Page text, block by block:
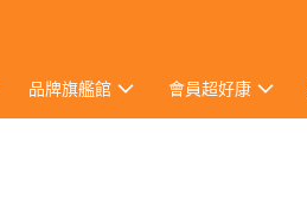
品牌旗艦館 會員超好康